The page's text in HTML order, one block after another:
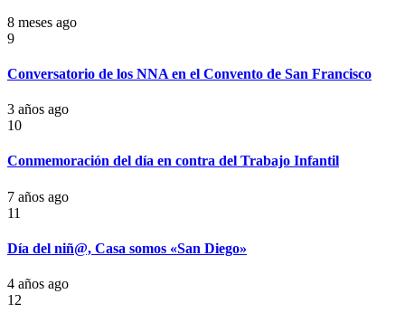
8 meses ago
9
Conversatorio de los NNA en el Convento de San Francisco
3 años ago
10
Conmemoración del día en contra del Trabajo Infantil
7 años ago
11
Día del niñ@, Casa somos «San Diego»
4 años ago
12